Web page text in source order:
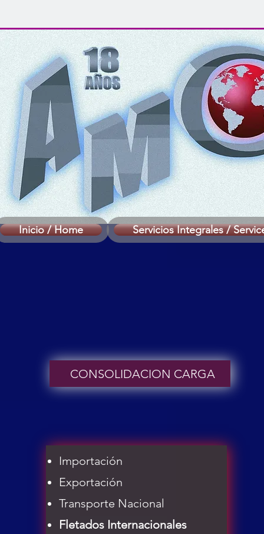
Inicio / Home Servicios Integrales /
CONSOLIDACION CARGA
Importación
Exportación
Transporte Nacional
Fletados Internacionales